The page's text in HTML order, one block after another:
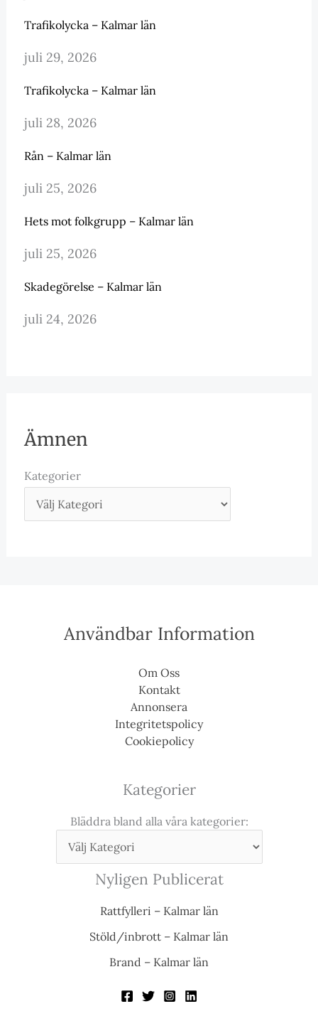
Trafikolycka – Kalmar län
juli 29, 2026
Trafikolycka – Kalmar län
juli 28, 2026
Rån – Kalmar län
juli 25, 2026
Hets mot folkgrupp – Kalmar län
juli 25, 2026
Skadegörelse – Kalmar län
juli 24, 2026
Ämnen
Kategorier
Användbar Information
Om Oss
Kontakt
Annonsera
Integritetspolicy
Cookiepolicy
Kategorier
Bläddra bland alla våra kategorier:
Nyligen Publicerat
Rattfylleri – Kalmar län
Stöld/inbrott – Kalmar län
Brand – Kalmar län